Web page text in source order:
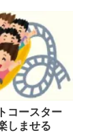
コースター
しませる